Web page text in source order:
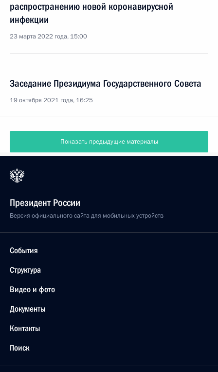
распространению новой коронавирусной
инфекции
23 марта 2022 года, 15:00
Заседание Президиума Государственного Совета
19 октября 2021 года, 16:25
Показать предыдущие материалы
Президент России
Версия официального сайта для мобильных устройств
События
Структура
Видео и фото
Документы
Контакты
Поиск